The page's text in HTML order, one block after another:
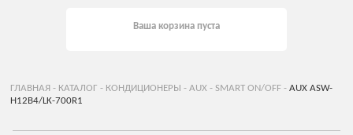
Ваша корзина пуста
ГЛАВНАЯ - КАТАЛОГ - КОНДИЦИОНЕРЫ - AUX- SMART ON/OFF- AUX ASW-
H12B4/LK-700R1